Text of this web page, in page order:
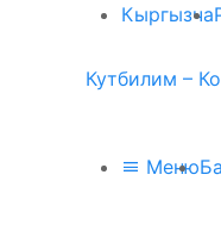
Кыргызча
Кутбилим –
Меню